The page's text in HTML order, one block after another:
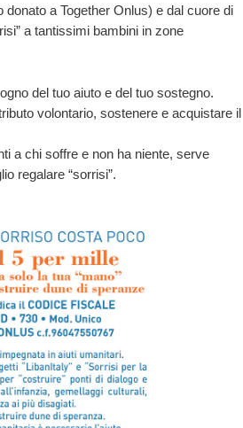
donato a Together Onlus) e dal cuore di
a tantissimi bambini in zone
del tuo aiuto e del tuo sostegno.
volontario, sostenere e acquistare il
a chi soffre e non ha niente, serve
regalare “sorrisi”.